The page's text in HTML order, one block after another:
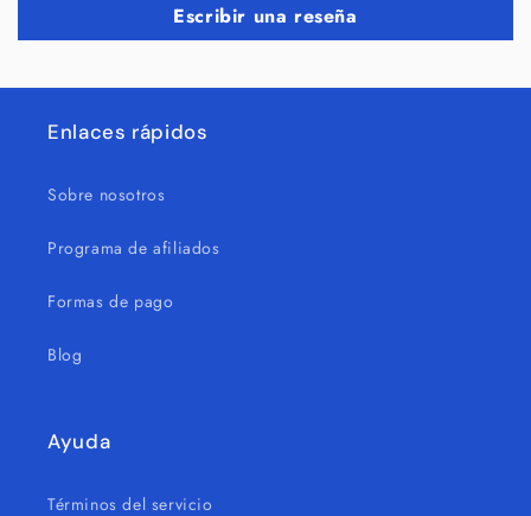
Escribir una reseña
Enlaces rápidos
Sobre nosotros
Programa de afiliados
Formas de pago
Blog
Ayuda
Términos del servicio